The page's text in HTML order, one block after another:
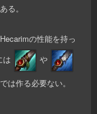
る。
の性能を持っ
は
や
は作る必要ない。